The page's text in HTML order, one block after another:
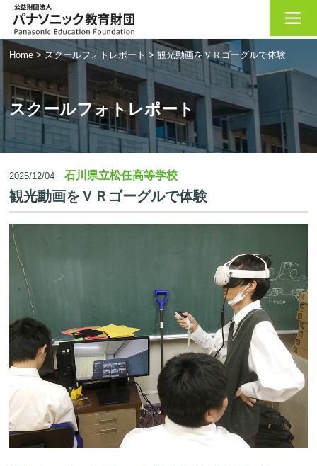
Home > スクールフォトレポート >観光動画をＶＲゴーグルで体験
スクールフォトレポート
2025/12/04 石川県立松任高等学校
観光動画をＶＲゴーグルで体験